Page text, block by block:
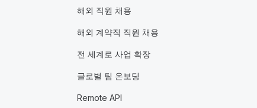
해외 직원 채용
해외 계약직 직원 채용
전 세계로 사업 확장
글로벌 팀 온보딩
Remote API